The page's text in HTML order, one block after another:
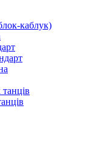
каблук)